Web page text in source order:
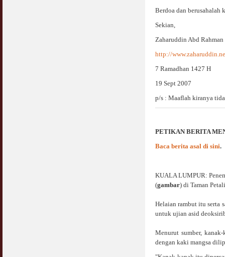
Berdoa dan berusahalah
Sekian,
Zaharuddin Abd Rahman
http://
7 Ramadhan 1427 H
19 Sept 2007
p/s : Maaflah kiranya
PETIKAN BERITA
Baca berita asal di sini.
KUALA LUMPUR:
(gambar) di Taman
Helaian rambut itu serta
untuk ujian asid
Menurut sumber,
dengan kaki mangsa